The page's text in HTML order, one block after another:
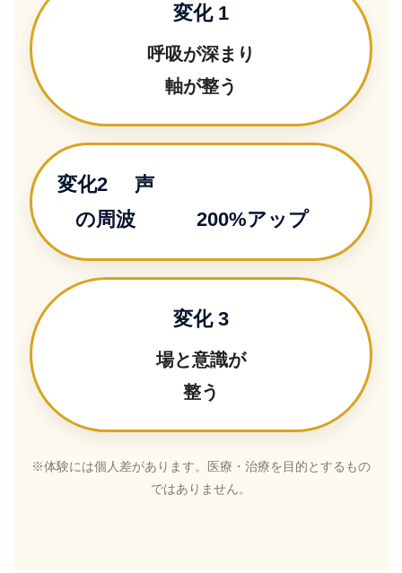
変化 1
呼吸が深まり
軸が整う
変化2 声
の周波
200%アップ
変化 3
場と意識が
整う
※体験には個人差があります。医療・治療を目的とするもの
ではありません。